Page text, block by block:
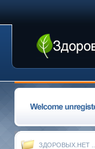
ЗДОРОВЫХ.НЕТ